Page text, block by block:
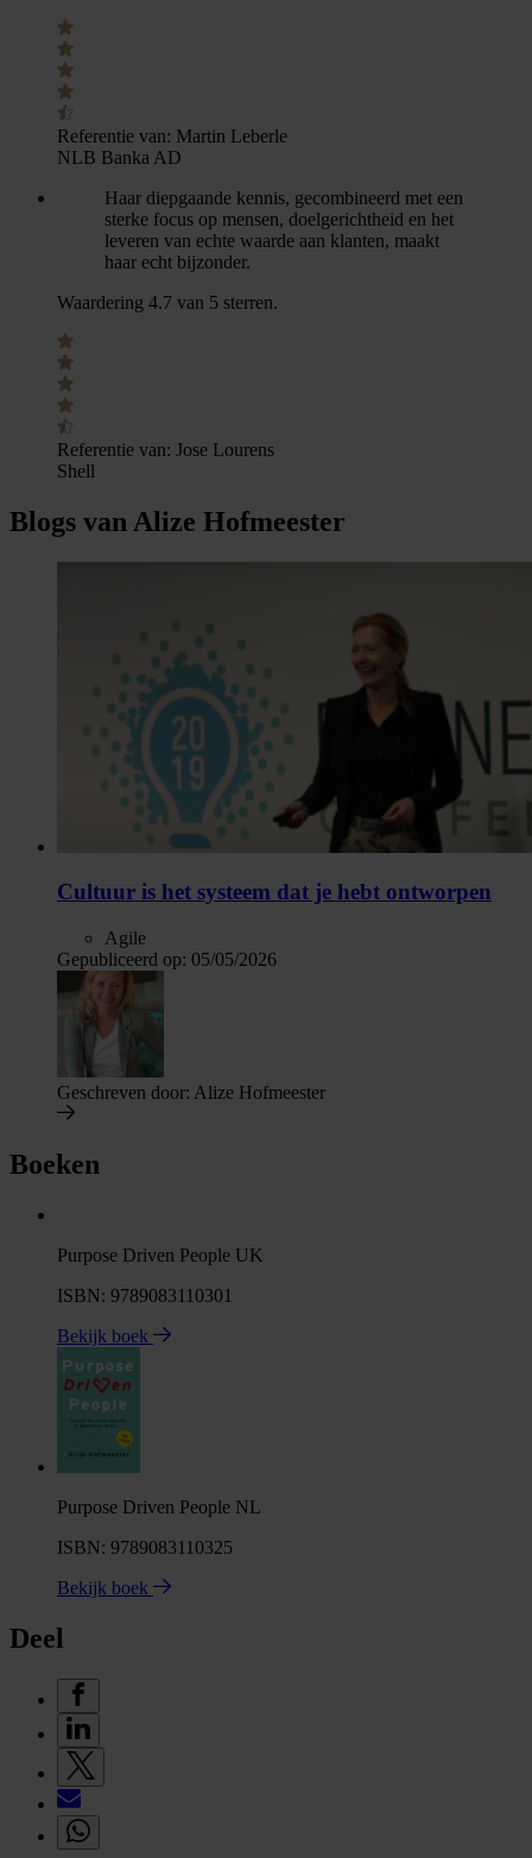
Referentie van: Martin Leberle
NLB Banka AD
Haar diepgaande kennis, gecombineerd met een
sterke focus op mensen, doelgerichtheid en het
leveren van echte waarde aan klanten, maakt
haar echt bijzonder.
Waardering 4.7 van 5 sterren.
Referentie van: Jose Lourens
Shell
Blogs van Alize Hofmeester
Cultuur is het systeem dat je hebt ontworpen
Agile
Gepubliceerd op: 05/05/2026
Geschreven door: Alize Hofmeester
Boeken
Purpose Driven People UK
ISBN: 9789083110301
Bekijk boek
Purpose Driven People NL
ISBN: 9789083110325
Bekijk boek
Deel